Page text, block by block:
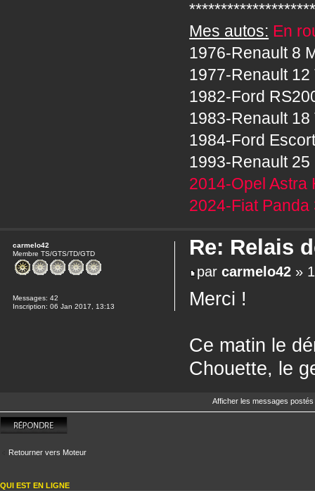
Mes autos: En
1976-Renault 8
1977-Renault 12
1982-Ford
1983-Renault
1984-Ford
1993-Renault
2014-Opel Astra
2024-Fiat
Re: Relais
parcarmelo42 »
Merci !
Ce matin le
Chouette, le
carmelo42
Membre TS/GTS/TD/GTD
Messages: 42
Inscription: 06 Jan 2017, 13:13
Afficher les messages
Répondre
Retourner vers Moteur
QUI EST EN LIGNE